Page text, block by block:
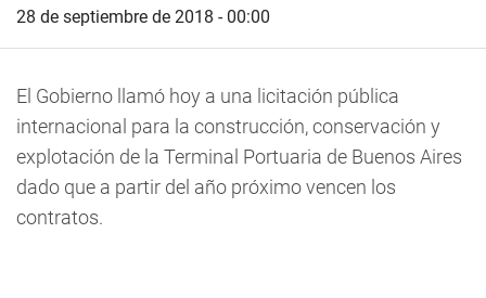
28 de septiembre de 2018 - 00:00
El Gobierno llamó hoy a una licitación pública
internacional para la construcción, conservación y
explotación de la Terminal Portuaria de Buenos Aires
dado que a partir del año próximo vencen los
contratos.